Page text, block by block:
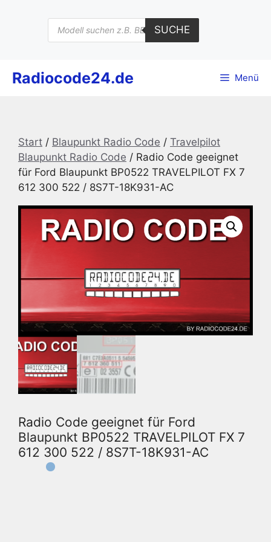
Products
search
SUCHE
Radiocode24.de Menü
Start / Blaupunkt Radio Code / Travelpilot
Blaupunkt Radio Code / Radio Code geeignet
für Ford Blaupunkt BP0522 TRAVELPILOT FX 7
612 300 522 / 8S7T-18K931-AC
Radio Code geeignet für Ford
Blaupunkt BP0522 TRAVELPILOT FX 7
612 300 522 / 8S7T-18K931-AC